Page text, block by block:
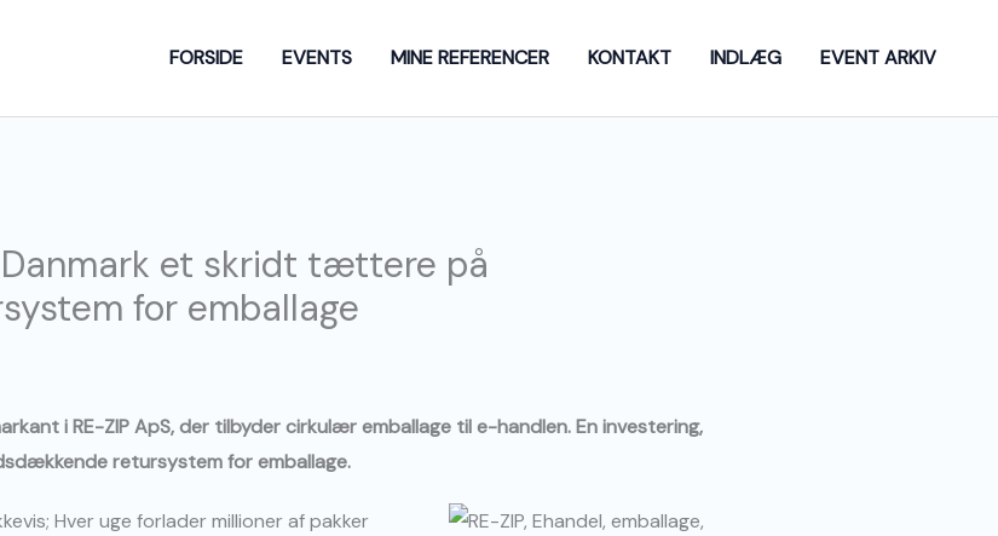
FORSIDE EVENTS MINE REFERENCER KONTAKT INDLÆG EVENT ARKIV
et skridt tættere på
for emballage
i RE-ZIP ApS, der tilbyder cirkulær emballage til e-handlen. En investering,
retursystem for emballage.
Hver uge forlader millioner af pakker